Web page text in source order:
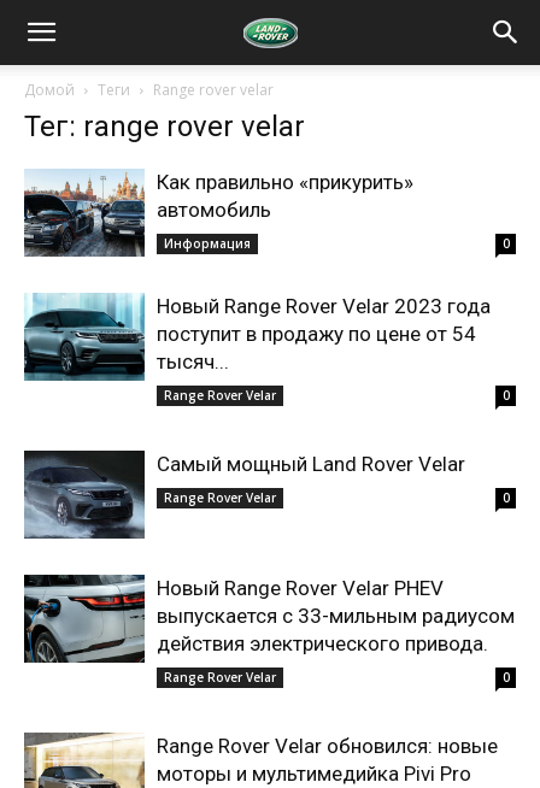
Домой Теги Range rover velar
Тег: range rover velar
Как правильно «прикурить»
автомобиль
Информация 0
Новый Range Rover Velar 2023 года
поступит в продажу по цене от 54
тысяч...
Range Rover Velar 0
Самый мощный Land Rover Velar
Range Rover Velar 0
Новый Range Rover Velar PHEV
выпускается с 33-мильным радиусом
действия электрического привода.
Range Rover Velar 0
Range Rover Velar обновился: новые
моторы и мультимедийка Pivi Pro